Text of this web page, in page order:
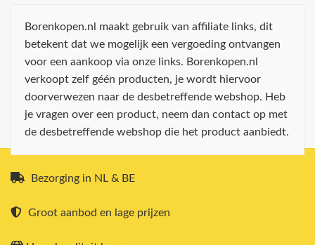
Borenkopen.nl maakt gebruik van affiliate links, dit
betekent dat we mogelijk een vergoeding ontvangen
voor een aankoop via onze links. Borenkopen.nl
verkoopt zelf géén producten, je wordt hiervoor
doorverwezen naar de desbetreffende webshop. Heb
je vragen over een product, neem dan contact op met
de desbetreffende webshop die het product aanbiedt.
Bezorging in NL & BE
Groot aanbod en lage prijzen